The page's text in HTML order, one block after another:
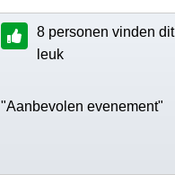
8 personen vinden dit
leuk
"Aanbevolen evenement"